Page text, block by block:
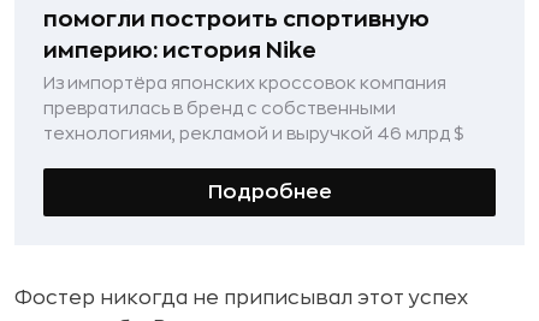
помогли построить спортивную
империю: история Nike
Из импортёра японских кроссовок компания
превратилась в бренд с собственными
технологиями, рекламой и выручкой 46 млрд $
Подробнее
Фостер никогда не приписывал этот успех